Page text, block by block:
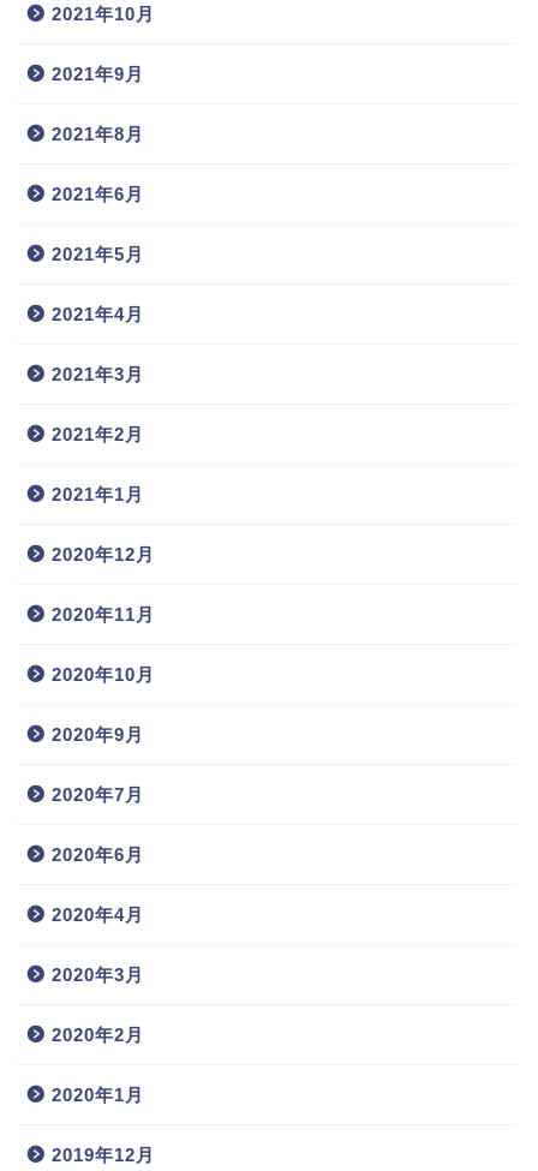
2021年10月
2021年9月
2021年8月
2021年6月
2021年5月
2021年4月
2021年3月
2021年2月
2021年1月
2020年12月
2020年11月
2020年10月
2020年9月
2020年7月
2020年6月
2020年4月
2020年3月
2020年2月
2020年1月
2019年12月